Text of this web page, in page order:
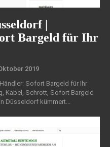
|
Bargeld für Ihr
2019
Sofort Bargeld für Ihr
Kabel, Schrott, Sofort Bargeld
in Düsseldorf kümmert...